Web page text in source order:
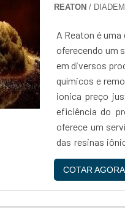
REATON /
A Reaton é
oferecendo um
em diversos
químicos e
ionica preço
eficiência do
oferece um
das resinas
com uma
qualidade e
competitivos
necessidades
COTAR AGORA